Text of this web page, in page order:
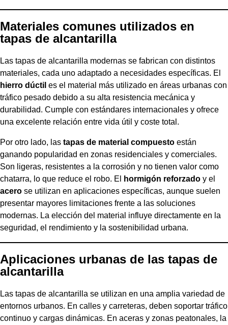
Materiales comunes utilizados en
tapas de alcantarilla
Las tapas de alcantarilla modernas se fabrican con distintos
materiales, cada uno adaptado a necesidades específicas. El
hierro dúctil es el material más utilizado en áreas urbanas con
tráfico pesado debido a su alta resistencia mecánica y
durabilidad. Cumple con estándares internacionales y ofrece
una excelente relación entre vida útil y coste total.
Por otro lado, las tapas de material compuesto están
ganando popularidad en zonas residenciales y comerciales.
Son ligeras, resistentes a la corrosión y no tienen valor como
chatarra, lo que reduce el robo. El
hormigón reforzado y el
acero se utilizan en aplicaciones específicas, aunque suelen
presentar mayores limitaciones frente a las soluciones
modernas. La elección del material influye directamente en la
seguridad, el rendimiento y la sostenibilidad urbana.
Aplicaciones urbanas de las tapas de
alcantarilla
Las tapas de alcantarilla se utilizan en una amplia variedad de
entornos urbanos. En calles y carreteras, deben soportar tráfico
continuo y cargas dinámicas. En aceras y zonas peatonales, la